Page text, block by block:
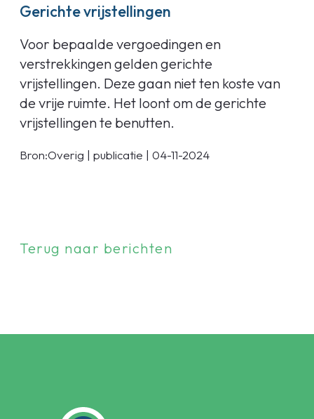
Gerichte vrijstellingen
Voor bepaalde vergoedingen en
verstrekkingen gelden gerichte
vrijstellingen. Deze gaan niet ten koste van
de vrije ruimte. Het loont om de gerichte
vrijstellingen te benutten.
Bron:Overig | publicatie | 04-11-2024
Terug naar berichten